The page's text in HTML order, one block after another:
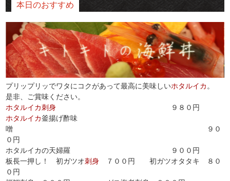
本日のおすすめ
プリップリッでワタにコクがあって最高に美味しいホタルイカ 。
是非、ご賞味ください。
ホタルイカ刺身 ９８０円
ホタルイカ釜揚げ酢味
噌
９０
０円
ホタルイカの天婦羅 ９００円
板長一押し ！初ガツオ刺身
７００円 初ガツオタタキ ８０
０円